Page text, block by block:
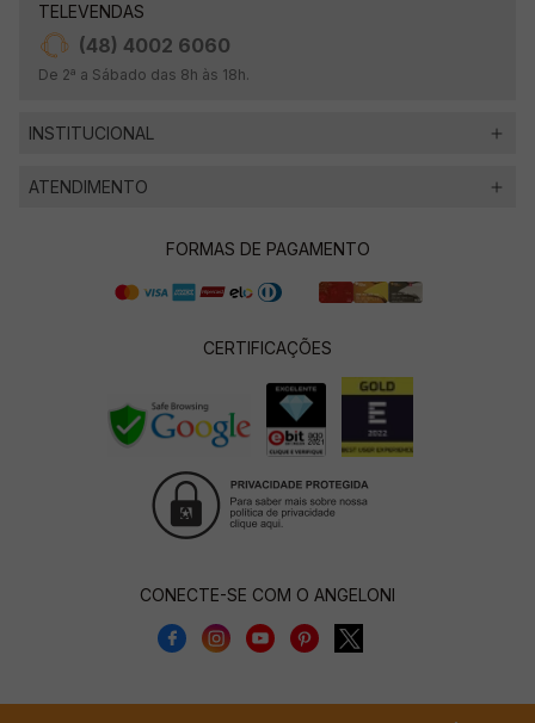
TELEVENDAS
(48) 4002 6060
De 2ª a Sábado das 8h às 18h.
INSTITUCIONAL
ATENDIMENTO
FORMAS DE PAGAMENTO
CERTIFICAÇÕES
CONECTE-SE COM O ANGELONI